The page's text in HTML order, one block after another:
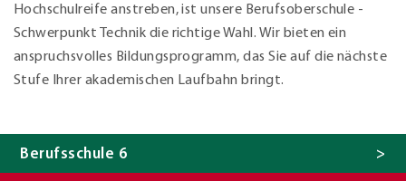
Hochschulreife anstreben, ist unsere Berufsoberschule -
Schwerpunkt Technik die richtige Wahl. Wir bieten ein
anspruchsvolles Bildungsprogramm, das Sie auf die nächste
Stufe Ihrer akademischen Laufbahn bringt.
Berufsschule 6